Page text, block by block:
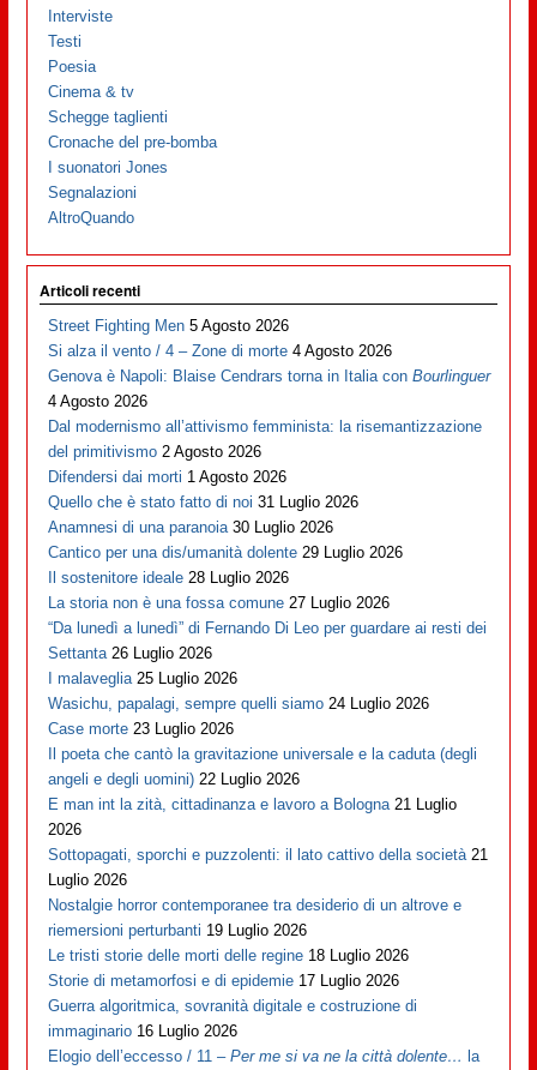
Interviste
Testi
Poesia
Cinema & tv
Schegge taglienti
Cronache del pre-bomba
I suonatori Jones
Segnalazioni
AltroQuando
Articoli recenti
Street Fighting Men 5 Agosto 2026
Si alza il vento / 4 – Zone di morte 4 Agosto 2026
Genova è Napoli: Blaise Cendrars torna in Italia conBourlinguer
4 Agosto 2026
Dal modernismo all’attivismo femminista: la risemantizzazione
del primitivismo 2 Agosto 2026
Difendersi dai morti 1 Agosto 2026
Quello che è stato fatto di noi 31 Luglio 2026
Anamnesi di una paranoia 30 Luglio 2026
Cantico per una dis/umanità dolente 29 Luglio 2026
Il sostenitore ideale 28 Luglio 2026
La storia non è una fossa comune 27 Luglio 2026
“Da lunedì a lunedì” di Fernando Di Leo per guardare ai resti dei
Settanta 26 Luglio 2026
I malaveglia 25 Luglio 2026
Wasichu, papalagi, sempre quelli siamo 24 Luglio 2026
Case morte 23 Luglio 2026
Il poeta che cantò la gravitazione universale e la caduta (degli
angeli e degli uomini) 22 Luglio 2026
E man int la zità, cittadinanza e lavoro a Bologna 21 Luglio
2026
Sottopagati, sporchi e puzzolenti: il lato cattivo della società 21
Luglio 2026
Nostalgie horror contemporanee tra desiderio di un altrove e
riemersioni perturbanti 19 Luglio 2026
Le tristi storie delle morti delle regine 18 Luglio 2026
Storie di metamorfosi e di epidemie 17 Luglio 2026
Guerra algoritmica, sovranità digitale e costruzione di
immaginario 16 Luglio 2026
Elogio dell’eccesso / 11 –Per me si va ne la città dolente… la